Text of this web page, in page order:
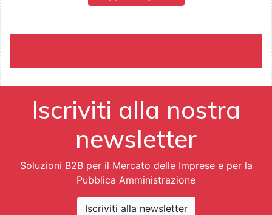
Iscriviti alla nostra
newsletter
Soluzioni B2B per il Mercato delle Imprese e per la
Pubblica Amministrazione
Iscriviti alla newsletter